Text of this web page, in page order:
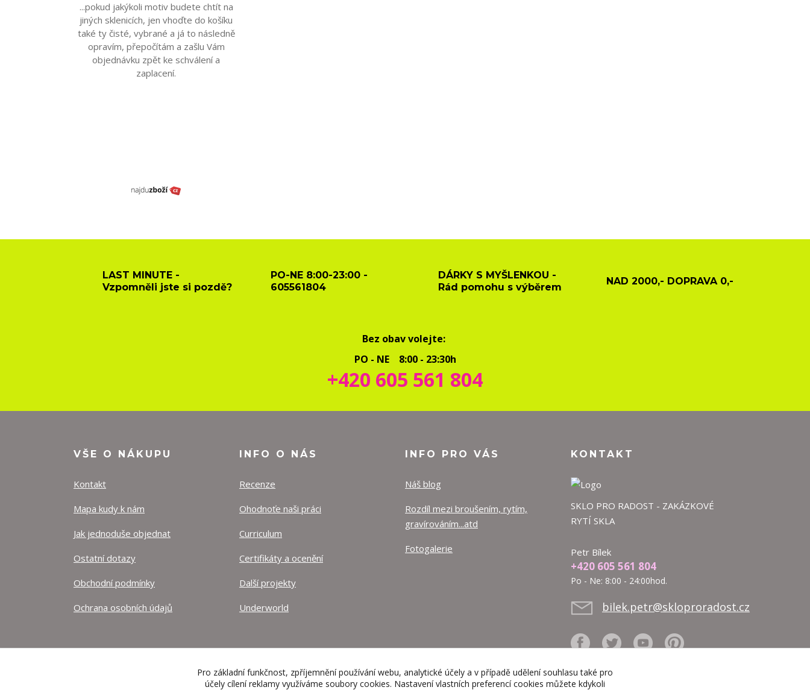
...pokud jakýkoli motiv budete chtít na
jiných sklenicích, jen vhoďte do košíku
také ty čisté, vybrané a já to následně
opravím, přepočítám a zašlu Vám
objednávku zpět ke schválení a
zaplacení.
LAST MINUTE -
Vzpomněli jste si pozdě?
PO-NE 8:00-23:00 -
605561804
DÁRKY S MYŠLENKOU -
Rád pomohu s výběrem
NAD 2000,- DOPRAVA 0,-
Bez obav volejte:
PO - NE 8:00 - 23:30h
+420 605 561 804
VŠE O NÁKUPU
Kontakt
Mapa kudy k nám
Jak jednoduše objednat
Ostatní dotazy
Obchodní podmínky
Ochrana osobních údajů
INFO O NÁS
Recenze
Ohodnoťe naši práci
Curriculum
Certifikáty a ocenění
Další projekty
Underworld
INFO PRO VÁS
Náš blog
Rozdíl mezi broušením, rytím,
gravírováním...atd
Fotogalerie
KONTAKT
SKLO PRO RADOST - ZAKÁZKOVÉ
RYTÍ SKLA
Petr Bílek
+420 605 561 804
Po - Ne: 8:00 - 24:00hod.
bilek.petr@skloproradost.cz
Pro základní funkčnost, zpříjemnění používání webu, analytické účely a v případě udělení souhlasu také pro
účely cílení reklamy využíváme soubory cookies. Nastavení vlastních preferencí cookies můžete kdykoli